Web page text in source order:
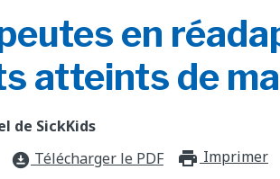
en
atteints de
de SickKids
download_for_offline Télécharger le PDF Imprimer